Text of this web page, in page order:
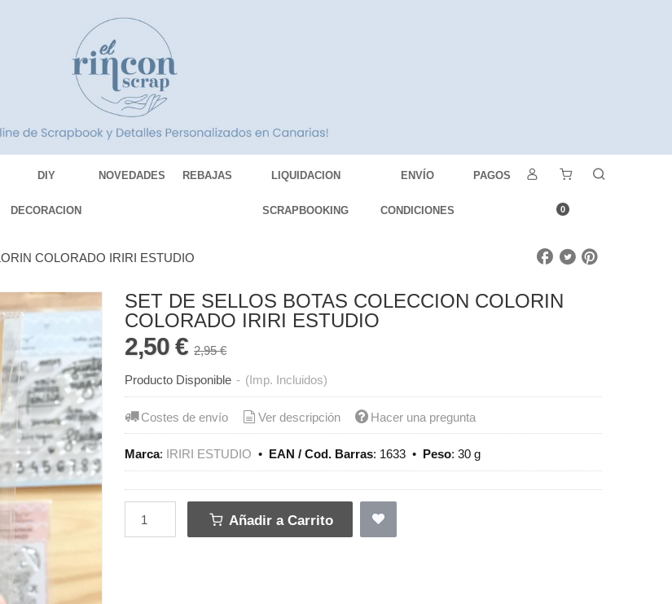
DIY
DECORACION
NOVEDADES REBAJAS LIQUIDACION
SCRAPBOOKING
ENVÍO
CONDICIONES
PAGOS
0
COLORADO IRIRI ESTUDIO
SET DE SELLOS BOTAS COLECCION COLORIN
COLORADO IRIRI ESTUDIO
2,50 €2,95 €
Producto Disponible - (Imp. Incluidos)
Costes de envío Ver descripción Hacer una pregunta
Marca: IRIRI ESTUDIO • EAN / Cod. Barras: 1633 • Peso:30 g
Añadir a Carrito